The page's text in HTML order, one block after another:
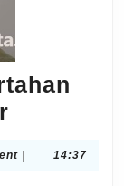
Galau
14:37